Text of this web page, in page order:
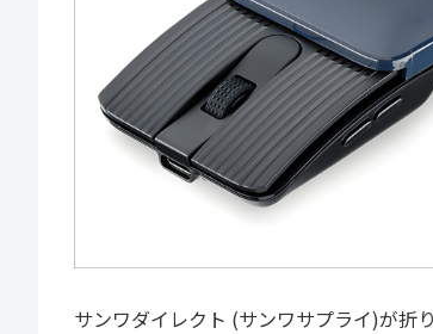
サンワダイレクト (サンワサプライ)が折